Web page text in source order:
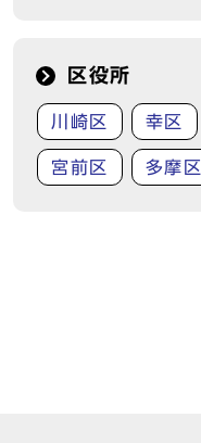
区役所
川崎区 幸区
宮前区 多摩区